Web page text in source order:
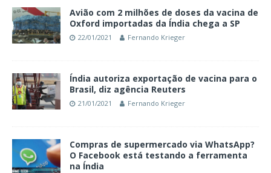
Avião com 2 milhões de doses da vacina de
Oxford importadas da Índia chega a SP
22/01/2021 Fernando Krieger
Índia autoriza exportação de vacina para o
Brasil, diz agência Reuters
21/01/2021 Fernando Krieger
Compras de supermercado via WhatsApp?
O Facebook está testando a ferramenta
na Índia